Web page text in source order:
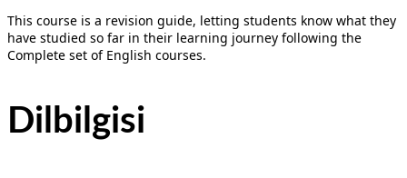
This course is a revision guide, letting students know what they
have studied so far in their learning journey following the
Complete set of English courses.
Dilbilgisi